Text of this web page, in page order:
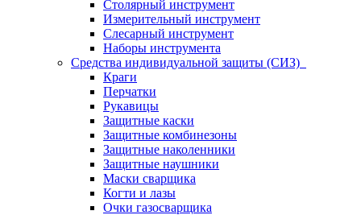
Столярный инструмент
Измерительный инструмент
Слесарный инструмент
Наборы инструмента
Средства индивидуальной защиты (СИЗ)
Краги
Перчатки
Рукавицы
Защитные каски
Защитные комбинезоны
Защитные наколенники
Защитные наушники
Маски сварщика
Когти и лазы
Очки газосварщика